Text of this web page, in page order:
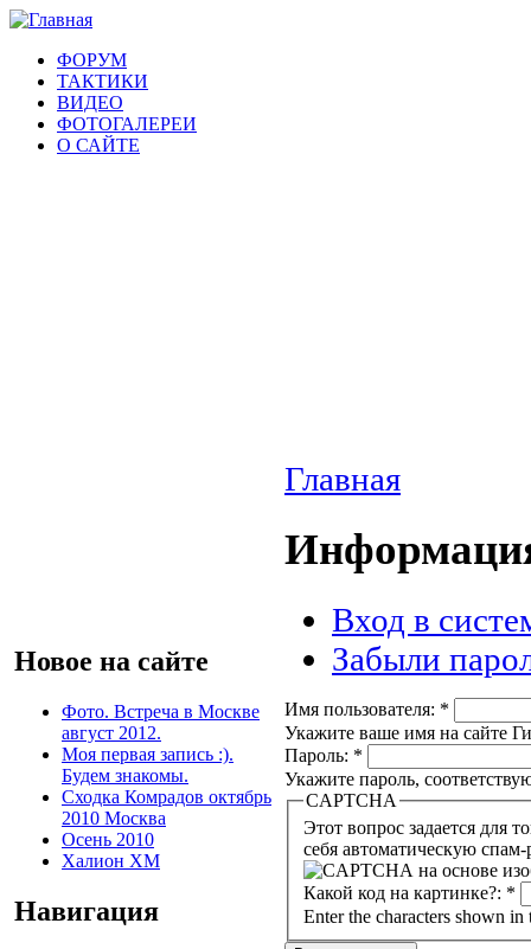
ФОРУМ
ТАКТИКИ
ВИДЕО
ФОТОГАЛЕРЕИ
О САЙТЕ
Новое на сайте
Фото. Встреча в Москве
август 2012.
Моя первая запись :).
Будем знакомы.
Сходка Комрадов октябрь
2010 Москва
Осень 2010
Халион ХМ
Навигация
Главная
Вход в
Забыли
Имя пользователя: *
Укажите ваше имя на сайте
Пароль: *
Укажите пароль,
CAPTCHA
Этот вопрос задается для того, чтобы
себя автоматическую спам-
Какой код на картинке?: *
Enter the characters shown in